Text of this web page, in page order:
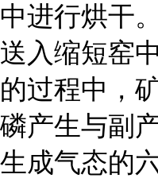
中进行烘干
送入缩短窑
的过程中，
磷产生与副
生成气态的